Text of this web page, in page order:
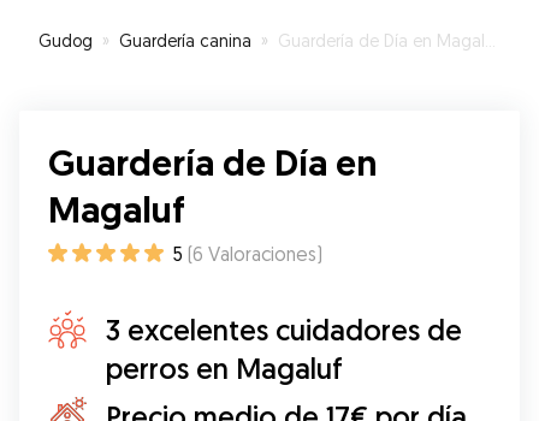
Gudog » Guardería canina » Guardería de Día en Magaluf
Guardería de Día en
Magaluf
5 (6 Valoraciones)
3 excelentes cuidadores de
perros en Magaluf